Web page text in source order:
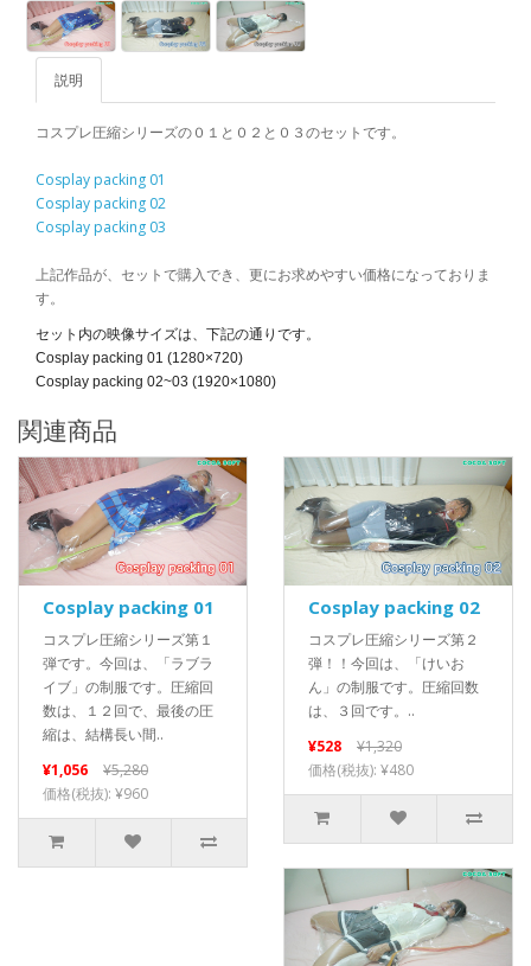
説明
コスプレ圧縮シリーズの０１と０２と０３のセットです。
Cosplay packing 01
Cosplay packing 02
Cosplay packing 03
上記作品が、セットで購入でき、更にお求めやすい価格になっておりま
す。
セット内の映像サイズは、下記の通りです。
Cosplay packing 01 (1280×720)
Cosplay packing 02~03 (1920×1080)
関連商品
Cosplay packing 01
コスプレ圧縮シリーズ第１
弾です。今回は、「ラブラ
イブ」の制服です。圧縮回
数は、１２回で、最後の圧
縮は、結構長い間..
¥1,056
¥5,280
価格(税抜): ¥960
Cosplay packing 02
コスプレ圧縮シリーズ第２
弾！！今回は、「けいお
ん」の制服です。圧縮回数
は、３回です。..
¥528
¥1,320
価格(税抜): ¥480